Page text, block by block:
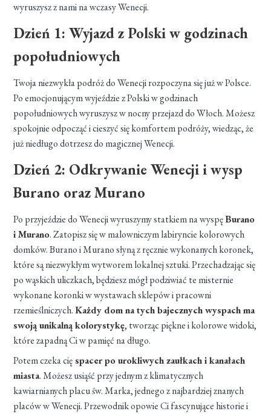
wyruszysz z nami na wczasy Wenecji.
Dzień 1: Wyjazd z Polski w godzinach
popołudniowych
Twoja niezwykła podróż do Wenecji rozpoczyna się już w Polsce.
Po emocjonującym wyjeździe z Polski w godzinach
popołudniowych wyruszysz w nocny przejazd do Włoch. Możesz
spokojnie odpocząć i cieszyć się komfortem podróży, wiedząc, że
już niedługo dotrzesz do magicznej Wenecji.
Dzień 2: Odkrywanie Wenecji i wysp
Burano oraz Murano
Po przyjeździe do Wenecji wyruszymy statkiem na wyspęBurano
i Murano. Zatopisz się w malowniczym labiryncie kolorowych
domków. Burano i Murano słyną z ręcznie wykonanych koronek,
które są niezwykłym wytworem lokalnej sztuki. Przechadzając się
po wąskich uliczkach, będziesz mógł podziwiać te misternie
wykonane koronki w wystawach sklepów i pracowni
rzemieślniczych.Każdy dom na tych bajecznych wyspach ma
swoją unikalną kolorystykę, tworząc piękne i kolorowe widoki,
które zapadną Ci w pamięć na długo.
Potem czeka cięspacer po urokliwych zaułkach i kanałach
miasta. Możesz usiąść przy jednym z klimatycznych
kawiarnianych placu św. Marka, jednego z najbardziej znanych
placów w Wenecji. Przewodnik opowie Ci fascynujące historie i